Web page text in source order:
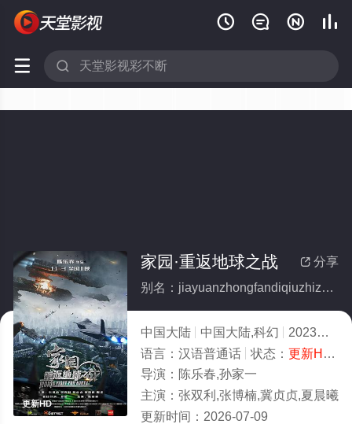
   
 
更新HD
 分享
家园·重返地球之战
别名：jiayuanzhongfandiqiuzhizhan
中国大陆 中国大陆,科幻 2023
3.0
语言： 汉语普通话 状态： 更新HD/高清
导演： 陈乐春,孙家一
主演： 张双利,张博楠,冀贞贞,夏晨曦
更新时间： 2026-07-09